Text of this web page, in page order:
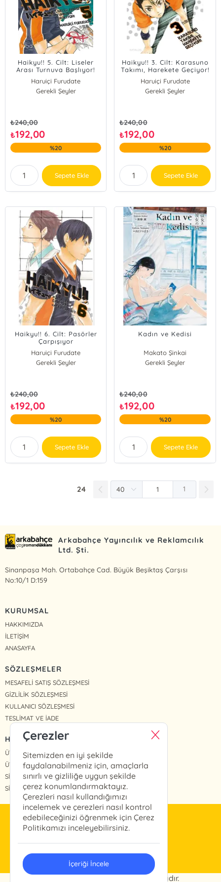
Haikyu!! 5. Cilt: Liseler
Arası Turnuva Başlıyor!
Haruiçi Furudate
Gerekli Şeyler
₺240,00
₺192,00
%20
Sepete Ekle
Haikyu!! 3. Cilt: Karasuno
Takımı, Harekete Geçiyor!
Haruiçi Furudate
Gerekli Şeyler
₺240,00
₺192,00
%20
Sepete Ekle
Haikyu!! 6. Cilt: Pasörler
Çarpışıyor
Haruiçi Furudate
Gerekli Şeyler
₺240,00
₺192,00
%20
Sepete Ekle
Kadın ve Kedisi
Makato Şinkai
Gerekli Şeyler
₺240,00
₺192,00
%20
Sepete Ekle
24 1
Arkabahçe Yayıncılık ve Reklamcılık
Ltd. Şti.
Sinanpaşa Mah. Ortabahçe Cad. Büyük Beşiktaş Çarşısı
No:10/1 D:159
KURUMSAL
HAKKIMIZDA
İLETİŞİM
ANASAYFA
SÖZLEŞMELER
MESAFELİ SATIŞ SÖZLEŞMESİ
GİZLİLİK SÖZLEŞMESİ
KULLANICI SÖZLEŞMESİ
TESLİMAT VE İADE
HIZLI ERİŞİM
ÜYE OL
ÜYE GİRİŞ
SİPARİŞLERİM
SİPARİŞ TAKİP
info@arkabahce.com.tr
(0212) 327 46 13
© 2024 Arkabahçe. Her hakkı saklıdır.
Çerezler
Sitemizden en iyi şekilde
faydalanabilmeniz için, amaçlarla
sınırlı ve gizliliğe uygun şekilde
çerez konumlandırmaktayız.
Çerezleri nasıl kullandığımızı
incelemek ve çerezleri nasıl kontrol
edebileceğinizi öğrenmek için Çerez
Politikamızı inceleyebilirsiniz.
İçeriği İncele